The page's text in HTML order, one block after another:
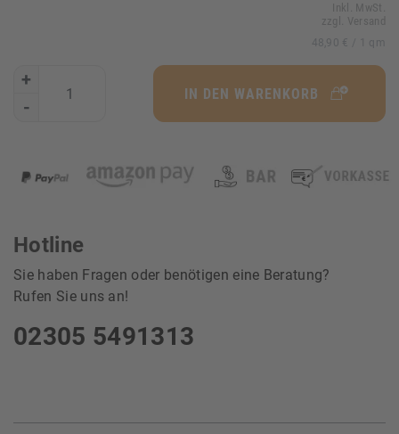
Inkl. MwSt.
zzgl. Versand
48,90 € / 1 qm
+
-
IN DEN WARENKORB
Hotline
Sie haben Fragen oder benötigen eine Beratung?
Rufen Sie uns an!
02305 5491313